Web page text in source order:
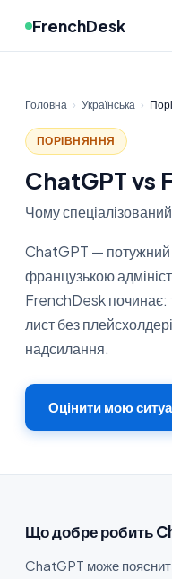
FrenchDesk
Головна › Українська ›
ПОРІВНЯННЯ
ChatGPT vs
Чому
ChatGPT — потужний
французькою
FrenchDesk починає:
лист без
надсилання.
Оцінити мою
Що добре робить
ChatGPT може